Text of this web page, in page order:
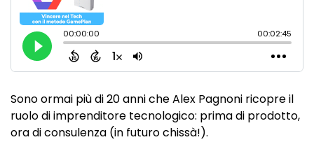
Sono ormai più di 20 anni che Alex Pagnoni ricopre il
ruolo di imprenditore tecnologico: prima di prodotto,
ora di consulenza (in futuro chissà!).